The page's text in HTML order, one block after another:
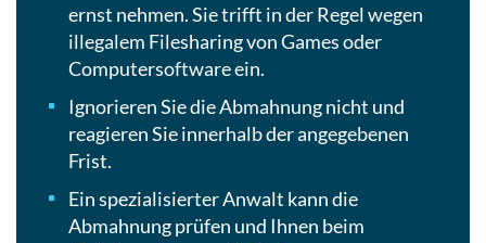
ernst nehmen. Sie trifft in der Regel wegen
illegalem Filesharing von Games oder
Computersoftware ein.
Ignorieren Sie die Abmahnung nicht und
reagieren Sie innerhalb der angegebenen
Frist.
Ein spezialisierter Anwalt kann die
Abmahnung prüfen und Ihnen beim